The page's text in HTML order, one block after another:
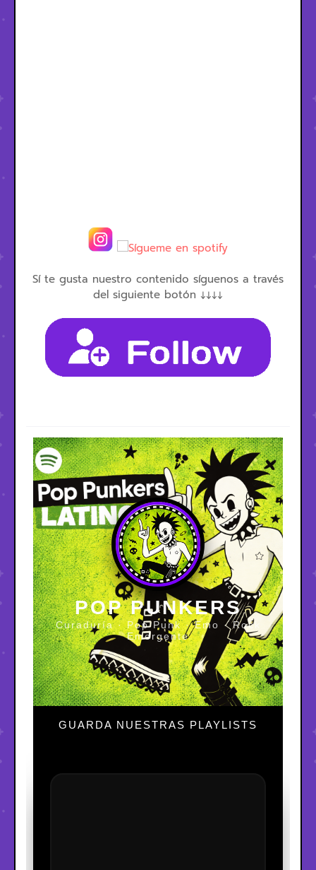
Sí te gusta nuestro contenido síguenos a través
del siguiente botón ↓↓↓↓
POP PUNKERS
Curaduría · Pop Punk · Emo · Rock
Emergente
GUARDA NUESTRAS PLAYLISTS